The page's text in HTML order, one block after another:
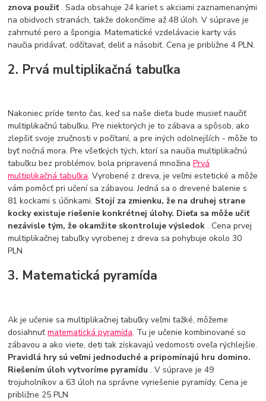
znova použiť. Sada obsahuje 24 kariet s akciami zaznamenanými
na obidvoch stranách, takže dokončíme až 48 úloh. V súprave je
zahrnuté pero a špongia. Matematické vzdelávacie karty vás
naučia pridávať, odčítavať, deliť a násobiť. Cena je približne 4 PLN.
2. Prvá multiplikačná tabuľka
Nakoniec príde tento čas, keď sa naše dieťa bude musieť naučiť
multiplikačnú tabuľku. Pre niektorých je to zábava a spôsob, ako
zlepšiť svoje zručnosti v počítaní, a pre iných odolnejších - môže to
byť nočná mora. Pre všetkých tých, ktorí sa naučia multiplikačnú
tabuľku bez problémov, bola pripravená množinaPrvá
multiplikačná tabuľka. Vyrobené z dreva, je veľmi estetické a môže
vám pomôcť pri učení sa zábavou. Jedná sa o drevené balenie s
81 kockami s účinkami. Stojí za zmienku, že na druhej strane
kocky existuje riešenie konkrétnej úlohy. Dieťa sa môže učiť
nezávisle tým, že okamžite skontroluje výsledok. Cena prvej
multiplikačnej tabuľky vyrobenej z dreva sa pohybuje okolo 30
PLN
3. Matematická pyramída
Ak je učenie sa multiplikačnej tabuľky veľmi ťažké, môžeme
dosiahnuťmatematická pyramída. Tu je učenie kombinované so
zábavou a ako viete, deti tak získavajú vedomosti oveľa rýchlejšie.
Pravidlá hry sú veľmi jednoduché a pripomínajú hru domino.
Riešením úloh vytvoríme pyramídu. V súprave je 49
trojuholníkov a 63 úloh na správne vyriešenie pyramídy. Cena je
približne 25 PLN